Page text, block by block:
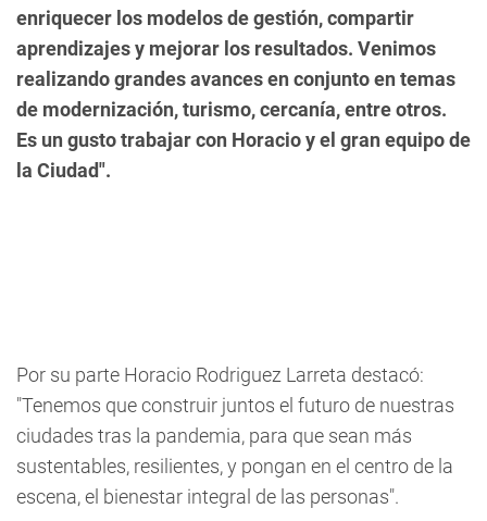
enriquecer los modelos de gestión, compartir
aprendizajes y mejorar los resultados. Venimos
realizando grandes avances en conjunto en temas
de modernización, turismo, cercanía, entre otros.
Es un gusto trabajar con Horacio y el gran equipo de
la Ciudad".
Por su parte Horacio Rodriguez Larreta destacó:
"Tenemos que construir juntos el futuro de nuestras
ciudades tras la pandemia, para que sean más
sustentables, resilientes, y pongan en el centro de la
escena, el bienestar integral de las personas".